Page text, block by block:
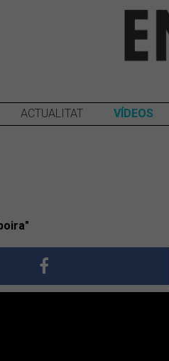
ACTUALITAT VÍDEOS